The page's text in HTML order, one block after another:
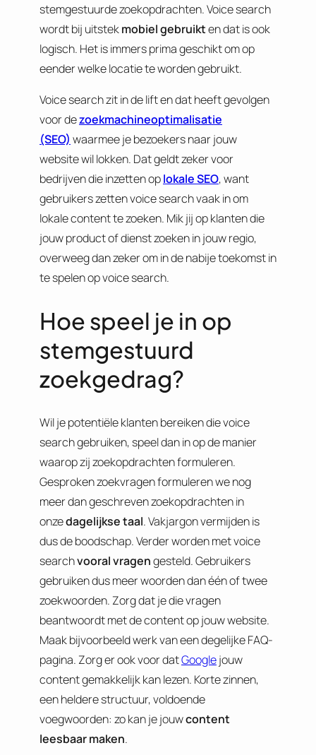
stemgestuurde zoekopdrachten. Voice search
wordt bij uitstekmobiel gebruikten dat is ook
logisch. Het is immers prima geschikt om op
eender welke locatie te worden gebruikt.
Voice search zit in de lift en dat heeft gevolgen
voor dezoekmachineoptimalisatie
(SEO) waarmee je bezoekers naar jouw
website wil lokken. Dat geldt zeker voor
bedrijven die inzetten oplokale SEO, want
gebruikers zetten voice search vaak in om
lokale content te zoeken. Mik jij op klanten die
jouw product of dienst zoeken in jouw regio,
overweeg dan zeker om in de nabije toekomst in
te spelen op voice search.
Hoe speel je in op
stemgestuurd
zoekgedrag?
Wil je potentiële klanten bereiken die voice
search gebruiken, speel dan in op de manier
waarop zij zoekopdrachten formuleren.
Gesproken zoekvragen formuleren we nog
meer dan geschreven zoekopdrachten in
onzedagelijkse taal. Vakjargon vermijden is
dus de boodschap. Verder worden met voice
searchvooral vragengesteld. Gebruikers
gebruiken dus meer woorden dan één of twee
zoekwoorden. Zorg dat je die vragen
beantwoordt met de content op jouw website.
Maak bijvoorbeeld werk van een degelijke FAQ-
pagina. Zorg er ook voor datGooglejouw
content gemakkelijk kan lezen. Korte zinnen,
een heldere structuur, voldoende
voegwoorden: zo kan je jouwcontent
leesbaar maken.